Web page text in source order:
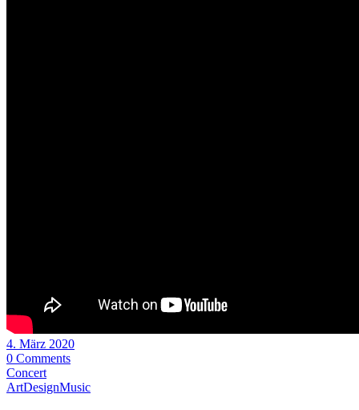
4. März 2020
0 Comments
Concert
ArtDesignMusic